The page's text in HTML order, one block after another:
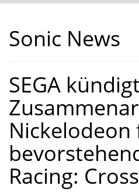
Sonic News
SEGA kündigt
Nickelodeon
Racing: